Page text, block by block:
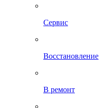
Сервис
Восстановление
В ремонт